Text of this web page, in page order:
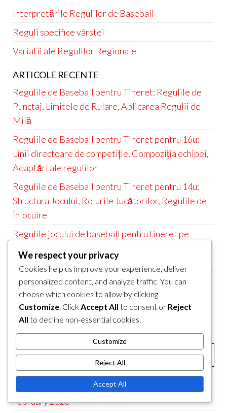
Interpretările Regulilor de Baseball
Reguli specifice vârstei
Variatii ale Regulilor Regionale
ARTICOLE RECENTE
Regulile de Baseball pentru Tineret: Regulile de
Punctaj, Limitele de Rulare, Aplicarea Regulii de
Milă
Regulile de Baseball pentru Tineret pentru 16u:
Linii directoare de competiție, Compoziția echipei,
Adaptări ale regulilor
Regulile de Baseball pentru Tineret pentru 14u:
Structura Jocului, Rolurile Jucătorilor, Regulile de
Înlocuire
Regulile jocului de baseball pentru tineret pe
Eligibilitatea jucătorilor
Regulile Baseball-ului pentru Tineret: Interpretări
ale Mingii Foul, Regulile Mingii Zburătoare în
Infield, Definiții ale Mingii Corecte
CĂUTARE
Search
February 2026
We respect your privacy
Cookies help us improve your experience, deliver
personalized content, and analyze traffic. You can
choose which cookies to allow by clicking
Customize. Click Accept All to consent or Reject
All to decline non-essential cookies.
Customize
Reject All
Accept All